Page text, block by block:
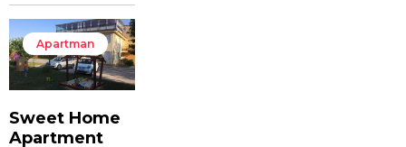
Apartman
Sweet Home
Apartment